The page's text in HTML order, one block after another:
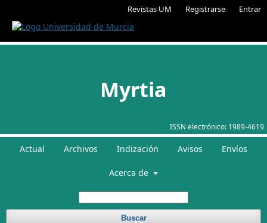
Revistas UM Registrarse Entrar
ISSN electrónico: 1989-4619
Myrtia
Actual Archivos Indización Avisos Envíos
Acerca de
Buscar